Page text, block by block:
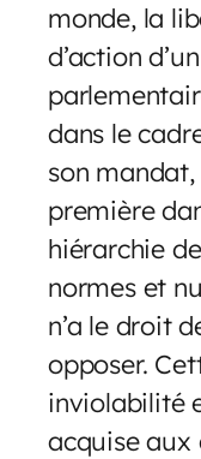
monde, la
d’action d’un
dans le
son mandat,
première
hiérarchie
normes et
n’a le droit
opposer.
inviolabilité
acquise aux